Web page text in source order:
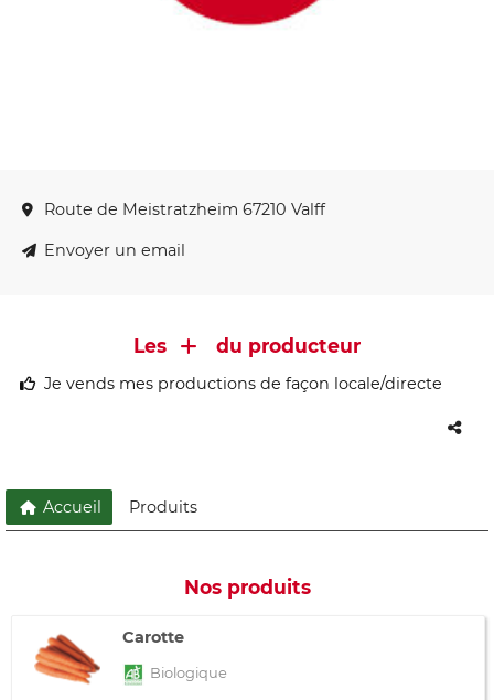
Route de Meistratzheim 67210 Valff
Envoyer un email
Les du producteur
Je vends mes productions de façon locale/directe
Accueil Produits
Nos produits
Carotte
Biologique